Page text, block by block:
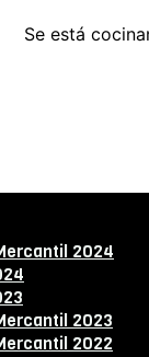
Se está
2024
2023
2022